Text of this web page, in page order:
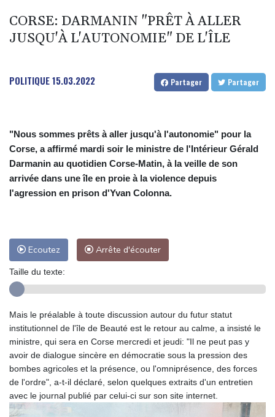
Les Bourses mondiales touchent des records, sans s'emballer
pour autant
Drone explosif à Leipzig: l'Allemagne alerte sur une "nouvelle
CORSE: DARMANIN "PRÊT À ALLER
JUSQU'À L'AUTONOMIE" DE L'ÎLE
POLITIQUE15.03.2022 Partager Partager
"Nous sommes prêts à aller jusqu'à l'autonomie" pour la
Corse, a affirmé mardi soir le ministre de l'Intérieur Gérald
Darmanin au quotidien Corse-Matin, à la veille de son
arrivée dans une île en proie à la violence depuis
l'agression en prison d'Yvan Colonna.
Ecoutez Arrête d'écouter
Taille du texte:
Mais le préalable à toute discussion autour du futur statut
institutionnel de l'île de Beauté est le retour au calme, a insisté le
ministre, qui sera en Corse mercredi et jeudi: "Il ne peut pas y
avoir de dialogue sincère en démocratie sous la pression des
bombes agricoles et la présence, ou l'omniprésence, des forces
de l'ordre", a-t-il déclaré, selon quelques extraits d'un entretien
avec le journal publié par celui-ci sur son site internet.